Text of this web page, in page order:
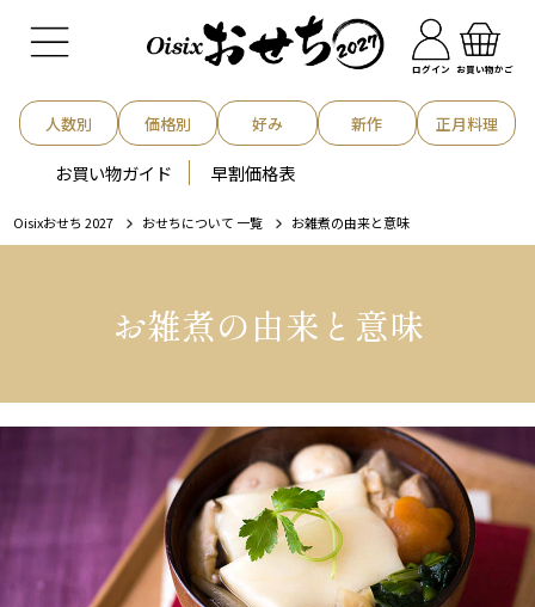
ログイン お買い物かご
人数別 価格別 好み 新作 正月料理
お買い物ガイド 早割価格表
Oisixおせち 2027 おせちについて 一覧 お雑煮の由来と意味
お雑煮の由来と意味